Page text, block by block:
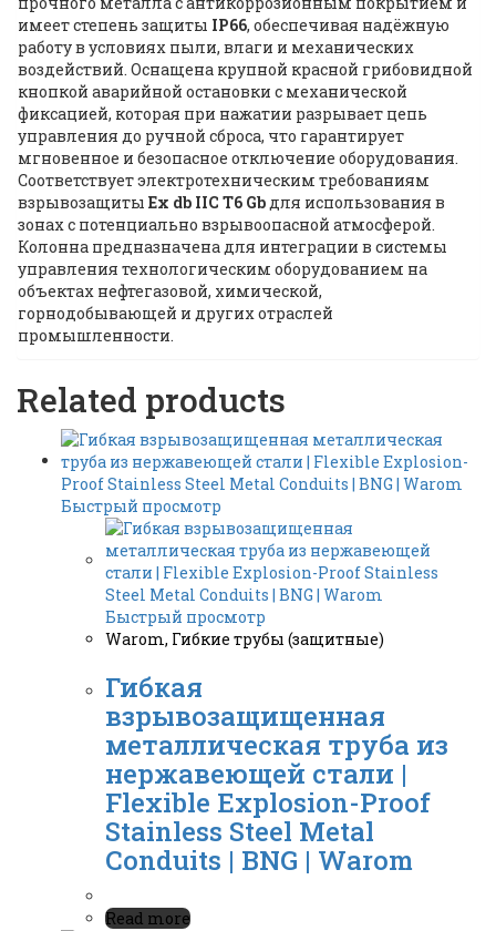
имеет степень защиты IP66, обеспечивая надёжную
работу в условиях пыли, влаги и механических
воздействий. Оснащена крупной красной грибовидной
кнопкой аварийной остановки с механической
фиксацией, которая при нажатии разрывает цепь
управления до ручной сброса, что гарантирует
мгновенное и безопасное отключение оборудования.
Соответствует электротехническим требованиям
взрывозащиты Ex db IIC T6 Gbдля использования в
зонах с потенциально взрывоопасной атмосферой.
Колонна предназначена для интеграции в системы
управления технологическим оборудованием на
объектах нефтегазовой, химической,
горнодобывающей и других отраслей
промышленности.
Related products
Быстрый просмотр
Быстрый просмотр
Warom, Гибкие трубы (защитные)
Гибкая
взрывозащищенная
металлическая труба из
нержавеющей стали |
Flexible Explosion-Proof
Stainless Steel Metal
Conduits | BNG | Warom
Read more